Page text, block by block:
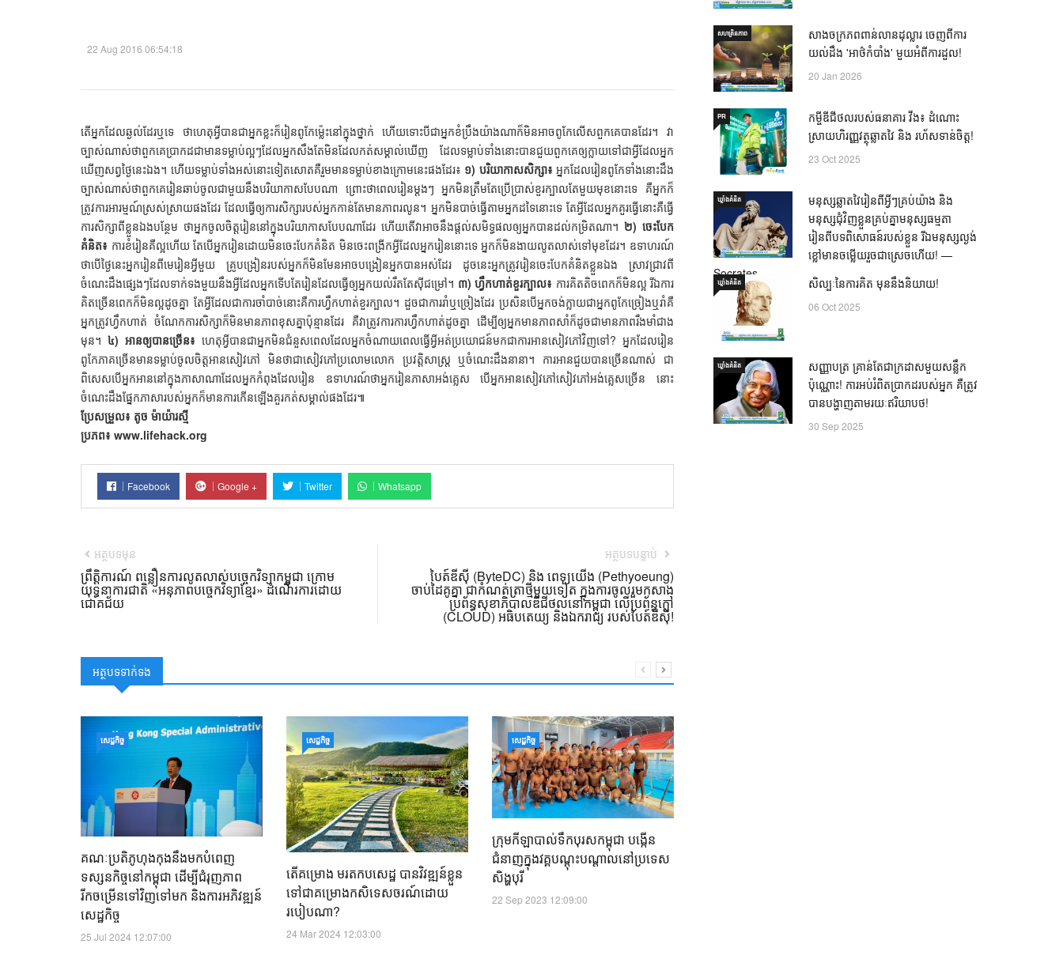
22 Aug 2016 06:54:18
តើអ្នកដែលឆ្ងល់ដែរឬទេ ថាហេតុអ្វីបានជាអ្នកខ្លះក៏រៀនពូកែម្ល៉េះនៅក្នុងថ្នាក់ ហើយទោះបីជាអ្នកខំប្រឹងយ៉ាងណាក៏មិនអាចពូកែលើសពួកគេបានដែរ។ វា
ច្បាស់ណាស់ថាពួកគេប្រាកដជាមានទម្លាប់ល្អៗដែលអ្នកសឹងតែមិនដែលកត់សម្គាល់ឃើញ ដែលទម្លាប់ទាំងនោះបានជួយពួកគេឲ្យក្លាយទៅជាអ្វីដែលអ្នក
ឃើញសព្វថ្ងៃនេះឯង។ ហើយទម្លាប់ទាំងអស់នោះទៀតសោតគឺរួមមានទម្លាប់ខាងក្រោមនេះផងដែរ៖ ១) បរិយាកាសសិក្សា៖អ្នកដែលរៀនពូកែទាំងនោះដឹង
ច្បាស់ណាស់ថាពួកគេរៀនឆាប់ចូលជាមួយនឹងបរិយាកាសបែបណា ព្រោះថាពេលរៀនម្ដងៗ អ្នកមិនត្រឹមតែប្រើប្រាស់ខួរក្បាលតែមួយមុខនោះទេ គឺអ្នកក៏
ត្រូវការអារម្មណ៍ស្រស់ស្រាយផងដែរ ដែលធ្វើឲ្យការសិក្សារបស់អ្នកកាន់តែមានភាពរលូន។ អ្នកមិនបាច់ធ្វើតាមអ្នកដទៃនោះទេ តែអ្វីដែលអ្នកគួរធ្វើនោះគឺធ្វើ
ការសិក្សាពីខ្លួនឯងបន្ថែម ថាអ្នកចូលចិត្តរៀននៅក្នុងបរិយាកាសបែបណាដែរ ហើយតើវាអាចនឹងផ្ដល់សមិទ្ធផលឲ្យអ្នកបានដល់កម្រិតណា។ ២) ចេះបែក
គំនិត៖ ការខំរៀនគឺល្អហើយ តែបើអ្នករៀនដោយមិនចេះបែកគំនិត មិនចេះពង្រីកអ្វីដែលអ្នករៀននោះទេ អ្នកក៏មិនងាយលូតលាស់ទៅមុខដែរ។ ឧទាហរណ៍
ថាបើថ្ងៃនេះអ្នករៀនពីមេរៀនអ្វីមួយ គ្រូបង្រៀនរបស់អ្នកក៏មិនមែនអាចបង្រៀនអ្នកបានអស់ដែរ ដូចនេះអ្នកត្រូវរៀនចេះបែកគំនិតខ្លួនឯង ស្រាវជ្រាវពី
ចំណេះដឹងផ្សេងៗដែលទាក់ទងមួយនឹងអ្វីដែលអ្នកទើបតែរៀនដែលធ្វើឲ្យអ្នកយល់រឹតតែស៊ីជម្រៅ។ ៣) ហ្វឹកហាត់ខួរក្បាល៖ ការគិតតិចពេកក៏មិនល្អ រីឯការ
គិតច្រើនពេកក៏មិនល្អដូចគ្នា តែអ្វីដែលជាការចាំបាច់នោះគឺការហ្វឹកហាត់ខួរក្បាល។ ដួចជាការរាំឬច្រៀងដែរ ប្រសិនបើអ្នកចង់ក្លាយជាអ្នកពូកែច្រៀងឬរាំគឺ
អ្នកត្រូវហ្វឹកហាត់ ចំណែកការសិក្សាក៏មិនមានភាពខុសគ្នាប៉ុន្មានដែរ គឺវាត្រូវការការហ្វឹកហាត់ដូចគ្នា ដើម្បីឲ្យអ្នកមានភាពសាំក៏ដូចជាមានភាពរឹងមាំជាង
មុន។ ៤) អានឲ្យបានច្រើន៖ ហេតុអ្វីបានជាអ្នកមិនជំនួសពេលដែលអ្នកចំណាយពេលធ្វើអ្វីអត់ប្រយោជន៍មកជាការអានសៀវភៅវិញទៅ? អ្នកដែលរៀន
ពូកែភាគច្រើនមានទម្លាប់ចូលចិត្តអានសៀវភៅ មិនថាជាសៀវភៅប្រលោមលោក ប្រវត្តិសាស្ត្រ ឬចំណេះដឹងនានា។ ការអានជួយបានច្រើនណាស់ ជា
ពិសេសបើអ្នកអាននៅក្នុងភាសាណាដែលអ្នកកំពុងដែលរៀន ឧទាហរណ៍ថាអ្នករៀនភាសាអង់គ្លេស បើអ្នកអានសៀវភៅសៀវភៅអង់គ្លេសច្រើន នោះ
ចំណេះដឹងផ្នែកភាសារបស់អ្នកក៏មានការកើនឡើងគួរកត់សម្គាល់ផងដែរ៕
ប្រែសម្រួល៖ តូច ម៉ាយ៉ារស្មី
ប្រភព៖ www.lifehack.org
Facebook Google + Twitter Whatsapp
អត្ថបទមុន
ព្រឹត្តិការណ៍ ពន្លឿនការលូតលាស់បច្ចេកវិទ្យាកម្ពុជា ក្រោម
យុទ្ធនាការជាតិ «អនុភាពបច្ចេកវិទ្យាខ្មែរ» ដំណើរការដោយ
ជោគជ័យ
អត្ថបទបន្ទាប់
បៃត៍ឌីស៊ី (ByteDC) និង ពេទ្យយើង (Pethyoeung)
ចាប់ដៃគូគ្នា ជាកំណត់ត្រាថ្មីមួយទៀត ក្នុងការចូលរួមកសាង
ប្រព័ន្ធសុខាភិបាលឌីជីថល​នៅកម្ពុជា លើប្រព័ន្ធក្លៅ
(CLOUD) អធិបតេយ្យ និងឯករាជ្យ របស់បៃត៍ឌីស៊ី!
អត្ថបទទាក់ទង
សេដ្ឋកិច្ច
គណៈប្រតិភូហុងកុងនឹងមកបំពេញ
ទស្សនកិច្ចនៅកម្ពុជា ដើម្បីជំរុញភាព
រីកចម្រើនទៅវិញទៅមក និងការអភិវឌ្ឍន៍
សេដ្ឋកិច្ច
25 Jul 2024 12:07:00
សេដ្ឋកិច្ច
តើគម្រោង មរតកបសេដ្ឋ​ បានវិវឌ្ឍន៍ខ្លួន
ទៅជាគម្រោងកសិទេសចរណ៍ដោយ
របៀប​ណា?
24 Mar 2024 12:03:00
សេដ្ឋកិច្ច
ក្រុមកីឡាបាល់ទឹកបុរសកម្ពុជា បង្កើន
ជំនាញក្នុងវគ្គបណ្តុះបណ្តាលនៅប្រទេស
សិង្ហបុរី
22 Sep 2023 12:09:00
សហគ្រិនភាព
សាងចក្រភពពាន់លានដុល្លារ ចេញពីការ
យល់ដឹង 'អាថ៌កំបាំង' មួយអំពីការដួល!
20 Jan 2026
PR
កម្ចីឌីជីថលរបស់ធនាគារ វីង៖ ដំណោះ
ស្រាយហិរញ្ញវត្ថុឆ្លាតវៃ និង រហ័សទាន់ចិត្ត!
23 Oct 2025
ឃ្លាំង​គំនិត
មនុស្សឆ្លាតវៃរៀនពីអ្វីៗគ្រប់យ៉ាង និង
មនុស្សជុំវិញខ្លួនគ្រប់គ្នាមនុស្សធម្មតា
រៀនពីបទពិសោធន៍របស់ខ្លួន រីឯមនុស្សល្ងង់
ខ្លៅមានចម្លើយរួចជាស្រេចហើយ! —
Socrates
21 Oct 2025
ឃ្លាំង​គំនិត សិល្បៈនៃការគិត មុននឹងនិយាយ!
06 Oct 2025
ឃ្លាំង​គំនិត
សញ្ញាបត្រ គ្រាន់តែជាក្រដាសមួយសន្លឹក
ប៉ុណ្ណោះ! ការអប់រំពិតប្រាកដរបស់អ្នក គឺត្រូវ
បានបង្ហាញតាមរយៈឥរិយាបថ!
30 Sep 2025